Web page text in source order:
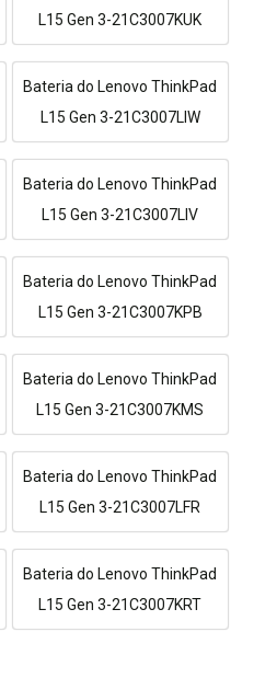
L15 Gen 3-21C3007KUK
Bateria do Lenovo ThinkPad
L15 Gen 3-21C3007LIW
Bateria do Lenovo ThinkPad
L15 Gen 3-21C3007LIV
Bateria do Lenovo ThinkPad
L15 Gen 3-21C3007KPB
Bateria do Lenovo ThinkPad
L15 Gen 3-21C3007KMS
Bateria do Lenovo ThinkPad
L15 Gen 3-21C3007LFR
Bateria do Lenovo ThinkPad
L15 Gen 3-21C3007KRT